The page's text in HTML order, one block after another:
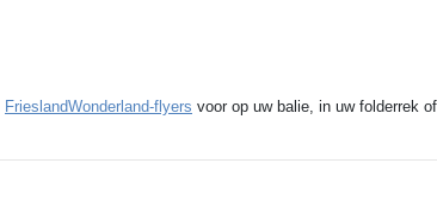
FrieslandWonderland-flyers voor op uw balie, in uw folderrek of